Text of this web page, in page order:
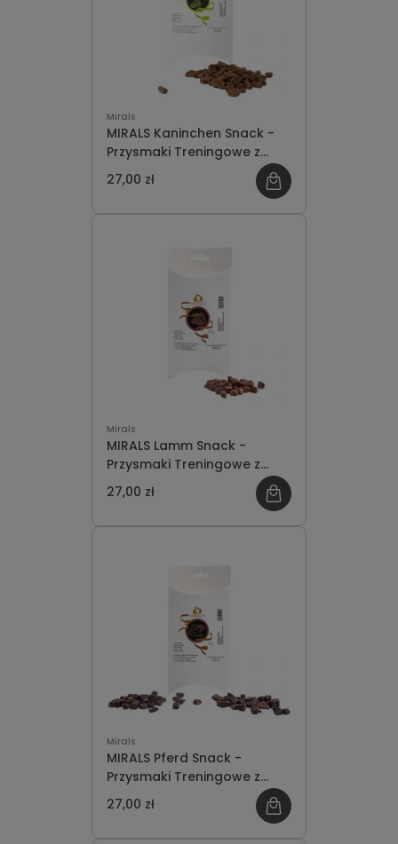
Mirals
MIRALS Kaninchen Snack -
Przysmaki Treningowe z
Mięsa Królika 100g
27,00 zł
Mirals
MIRALS Lamm Snack -
Przysmaki Treningowe z
Mięsa Jagnięciny 100g
27,00 zł
Mirals
MIRALS Pferd Snack -
Przysmaki Treningowe z
Mięsa Koniny 100g
27,00 zł